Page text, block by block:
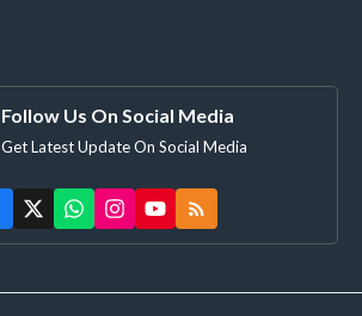
Follow Us On Social Media
Get Latest Update On Social Media